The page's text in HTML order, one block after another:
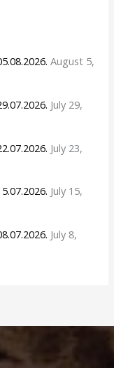
August 5,
July 29,
July 23,
July 15,
July 8,